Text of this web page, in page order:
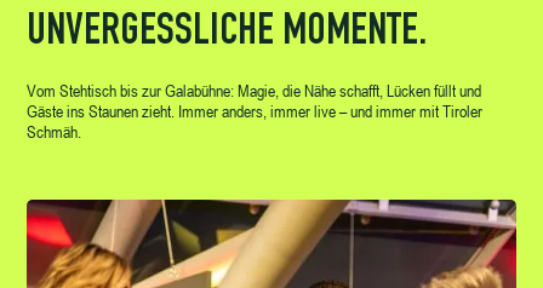
UNVERGESSLICHE MOMENTE.
Vom Stehtisch bis zur Galabühne: Magie, die Nähe schafft, Lücken füllt und
Gäste ins Staunen zieht. Immer anders, immer live – und immer mit Tiroler
Schmäh.